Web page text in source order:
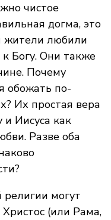
чистое
догма, это
жители любили
к Богу. Они также
Почему
обожать по-
Их простая вера
и Иисуса как
Разве оба
могут
Христос (или Рама,